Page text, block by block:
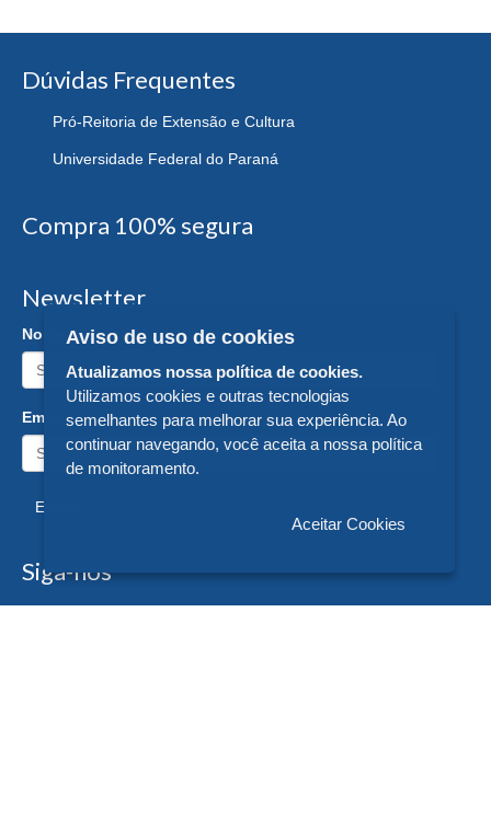
Dúvidas Frequentes
Pró-Reitoria de Extensão e Cultura
Universidade Federal do Paraná
Compra 100% segura
Newsletter
Nome:
Email:
Enviar
Siga-nos
Aviso de uso de cookies
Atualizamos nossa política de cookies.
Utilizamos cookies e outras tecnologias
semelhantes para melhorar sua experiência. Ao
continuar navegando, você aceita a nossa política
de monitoramento.
Aceitar Cookies